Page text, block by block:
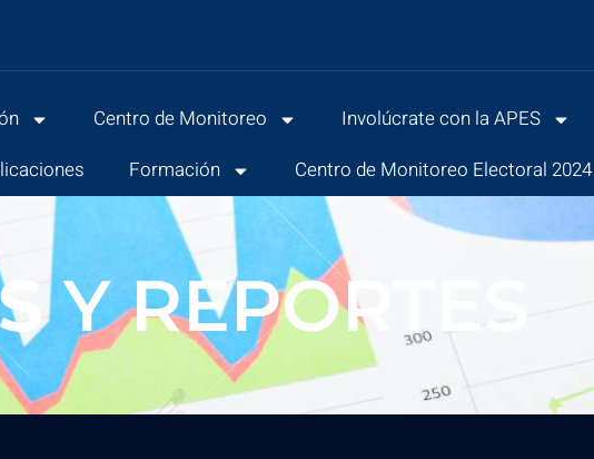
Centro de Monitoreo Involúcrate con la APES
Formación Centro de Monitoreo Electoral 2024
Y REPORTES